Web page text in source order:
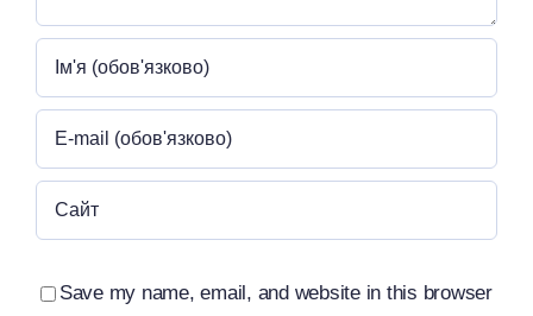
Save my name, email, and website in this browser